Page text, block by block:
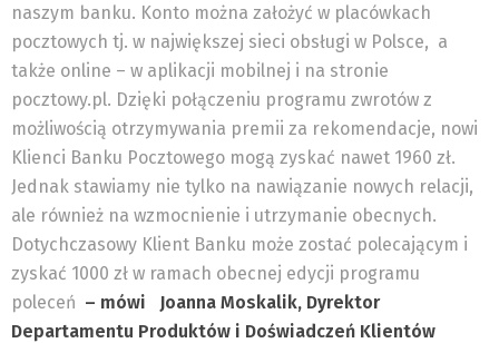
naszym banku. Konto można założyć w placówkach
pocztowych tj. w największej sieci obsługi w Polsce, a
także online – w aplikacji mobilnej i na stronie
pocztowy.pl. Dzięki połączeniu programu zwrotów z
możliwością otrzymywania premii za rekomendacje, nowi
Klienci Banku Pocztowego mogą zyskać nawet 1960 zł.
Jednak stawiamy nie tylko na nawiązanie nowych relacji,
ale również na wzmocnienie i utrzymanie obecnych.
Dotychczasowy Klient Banku może zostać polecającym i
zyskać 1000 zł w ramach obecnej edycji programu
poleceń – mówi Joanna Moskalik, Dyrektor
Departamentu Produktów i Doświadczeń Klientów